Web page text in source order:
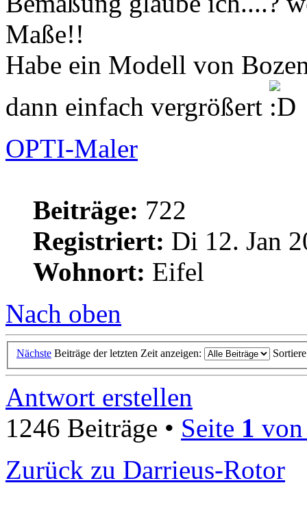
Maße!!
Habe ein Modell von
dann einfach vergrößert
OPTI-Maler
Beiträge: 722
Registriert: Di 12. Jan
Wohnort: Eifel
Nach oben
Nächste Beiträge der letzten Zeit anzeigen:
Antwort erstellen
1246 Beiträge • Seite 1
Zurück zu Darrieus-Rotor